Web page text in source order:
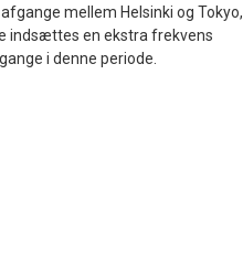
mellem Helsinki og Tokyo,
indsættes en ekstra frekvens
i denne periode.